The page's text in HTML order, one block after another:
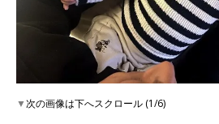
▼次の画像は下へスクロール (1/6)